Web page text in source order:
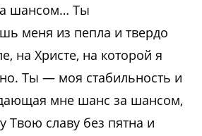
шансом… Ты
меня из пепла и твердо
на Христе, на которой я
Ты — моя стабильность и
мне шанс за шансом,
Твою славу без пятна и